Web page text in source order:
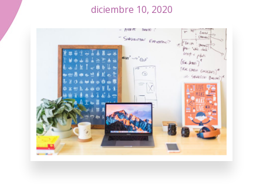
diciembre 10, 2020